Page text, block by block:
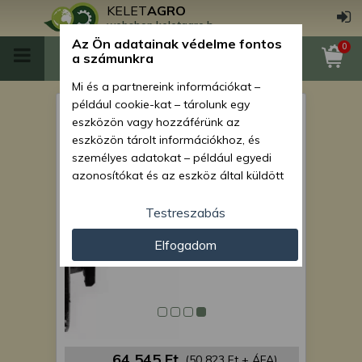
KELETAGRO
webshop.keletagro.hu
0
Force 108 Eco lánctalp
feszítőgörgő egység
Az Ön adatainak védelme fontos
a számunkra
Mi és a partnereink információkat –
például cookie-kat – tárolunk egy
eszközön vagy hozzáférünk az
eszközön tárolt információkhoz, és
személyes adatokat – például egyedi
azonosítókat és az eszköz által küldött
személyre szabott hirdetések és
tartalom nyújtásához, hirdetés- és
tartalomméréshez, nézettségi adatok
gyűjtéséhez, valamint termékek
kifejlesztéséhez és a termékek
partnereink eszközleolvasásos
adatokat és azonosítási információkat
Testreszabás
Elfogadom